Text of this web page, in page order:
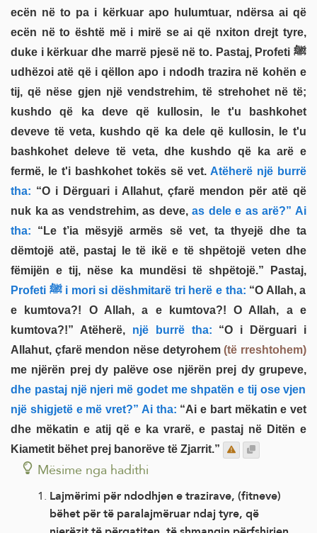
ecën në to pa i kërkuar apo hulumtuar, ndërsa ai që
ecën në to është më i mirë se ai që nxiton drejt tyre,
duke i kërkuar dhe marrë pjesë në to. Pastaj, Profeti ﷺ
udhëzoi atë që i qëllon apo i ndodh trazira në kohën e
tij, që nëse gjen një vendstrehim, të strehohet në të;
kushdo që ka deve që kullosin, le t'u bashkohet
deveve të veta, kushdo që ka dele që kullosin, le t'u
bashkohet deleve të veta, dhe kushdo që ka arë e
fermë, le t'i bashkohet tokës së vet. Atëherë një burrë
tha: “O i Dërguari i Allahut, çfarë mendon për atë që
nuk ka as vendstrehim, as deve,as dele e as arë?” Ai
tha: “Le t’ia mësyjë armës së vet, ta thyejë dhe ta
dëmtojë atë, pastaj le të ikë e të shpëtojë veten dhe
fëmijën e tij, nëse ka mundësi të shpëtojë.” Pastaj,
Profeti ﷺ i mori si dëshmitarë tri herë e tha: “O Allah, a
e kumtova?! O Allah, a e kumtova?! O Allah, a e
kumtova?!” Atëherë,një burrë tha: “O i Dërguari i
Allahut, çfarë mendon nëse detyrohem(të rreshtohem)
me njërën prej dy palëve ose njërën prej dy grupeve,
dhe pastaj një njeri më godet me shpatën e tij ose vjen
një shigjetë e më vret?” Ai tha: “Ai e bart mëkatin e vet
dhe mëkatin e atij që e ka vrarë, e pastaj në Ditën e
Kiametit bëhet prej banorëve të Zjarrit.”
Mësime nga hadithi
Lajmërimi për ndodhjen e trazirave, (fitneve)
bëhet për të paralajmëruar ndaj tyre, që